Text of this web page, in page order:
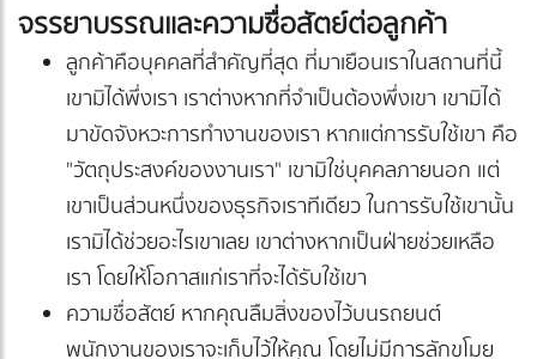
จรรยาบรรณและความซื่อสัตย์ต่อลูกค้า
ลูกค้าคือบุคคลที่สำคัญที่สุด ที่มาเยือนเราในสถานที่นี้
เขามิได้พึ่งเรา เราต่างหากที่จำเป็นต้องพึ่งเขา เขามิได้
มาขัดจังหวะการทำงานของเรา หากแต่การรับใช้เขา คือ
"วัตถุประสงค์ของงานเรา" เขามิใช่บุคคลภายนอก แต่
เขาเป็นส่วนหนึ่งของธุรกิจเราทีเดียว ในการรับใช้เขานั้น
เรามิได้ช่วยอะไรเขาเลย เขาต่างหากเป็นฝ่ายช่วยเหลือ
เรา โดยให้โอกาสแก่เราที่จะได้รับใช้เขา
ความซื่อสัตย์ หากคุณลืมสิ่งของไว้บนรถยนต์
พนักงานของเราจะเก็บไว้ให้คุณ โดยไม่มีการลักขโมย